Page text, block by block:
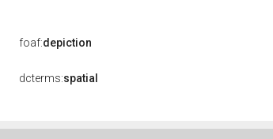
foaf:depiction
dcterms:spatial